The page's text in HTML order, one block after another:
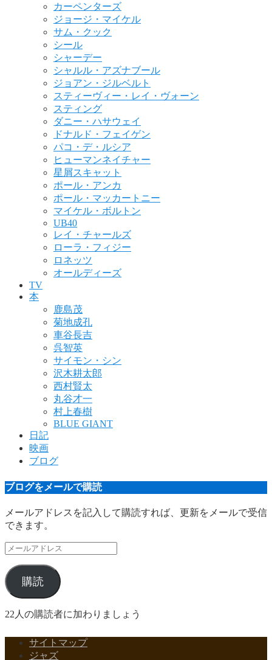
カーペンターズ
ジョージ・マイケル
サム・クック
シール
シャーデー
シャルル・アズナブール
ジョアン・ジルベルト
スティーヴィー・レイ・ヴォーン
スティング
ダニー・ハサウェイ
ドナルド・フェイゲン
パコ・デ・ルシア
ヒューマンネイチャー
星屑スキャット
ポール・アンカ
ポール・マッカートニー
マイケル・ボルトン
UB40
レイ・チャールズ
ローラ・フィジー
ロネッツ
オールディーズ
TV
本
鹿島茂
菊地成孔
車谷長吉
呉智英
サイモン・シン
沢木耕太郎
西村賢太
丸谷才一
村上春樹
BLUE GIANT
日記
映画
ブログ
ブログをメールで購読
メールアドレスを記入して購読すれば、更新をメールで受信
できます。
メ
ル
ア
ド
レ
購読
22人の購読者に加わりましょう
サイトマップ
ジャズ